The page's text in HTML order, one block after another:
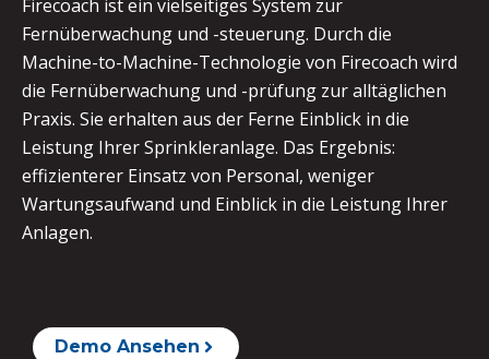
Firecoach ist ein vielseitiges System zur
Fernüberwachung und -steuerung. Durch die
Machine-to-Machine-Technologie von Firecoach wird
die Fernüberwachung und -prüfung zur alltäglichen
Praxis. Sie erhalten aus der Ferne Einblick in die
Leistung Ihrer Sprinkleranlage. Das Ergebnis:
effizienterer Einsatz von Personal, weniger
Wartungsaufwand und Einblick in die Leistung Ihrer
Anlagen.
Demo Ansehen